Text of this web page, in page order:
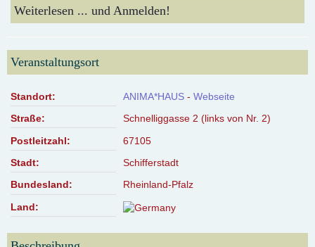
Weiterlesen ... und Anmelden!
Veranstaltungsort
Standort: ANIMA*HAUS - Webseite
Straße:
Schnelliggasse 2 (links von Nr. 2)
Postleitzahl:
67105
Stadt:
Schifferstadt
Bundesland:
Rheinland-Pfalz
Land: